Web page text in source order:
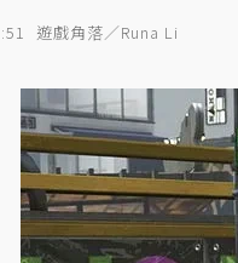
遊戲角落／Runa Li